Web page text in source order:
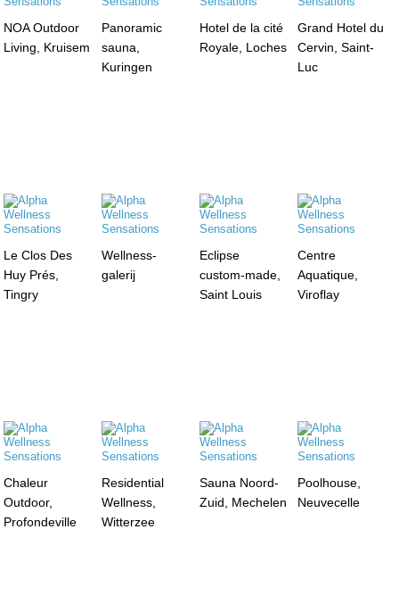
NOA Outdoor
Living, Kruisem
Panoramic
sauna,
Kuringen
Hotel de la cité
Royale, Loches
Grand Hotel du
Cervin, Saint-
Luc
Le Clos Des
Huy Prés,
Tingry
Wellness-
galerij
Eclipse
custom-made,
Saint Louis
Centre
Aquatique,
Viroflay
Chaleur
Outdoor,
Profondeville
Residential
Wellness,
Witterzee
Sauna Noord-
Zuid, Mechelen
Poolhouse,
Neuvecelle